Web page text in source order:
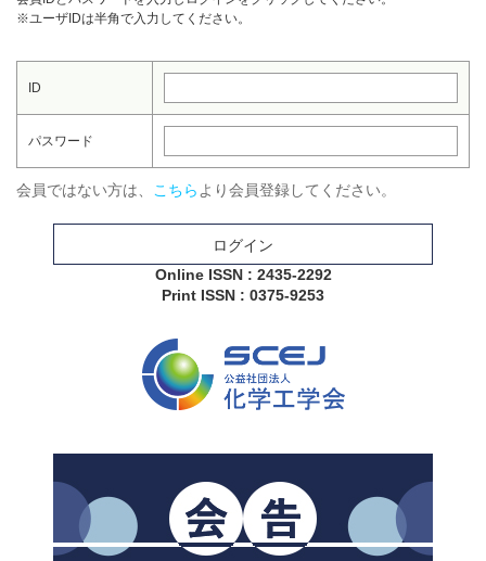
※ユーザIDは半角で入力してください。
ID
パスワード
会員ではない方は、 こちら より会員登録してください。
ログイン
Online ISSN : 2435-2292
Print ISSN : 0375-9253